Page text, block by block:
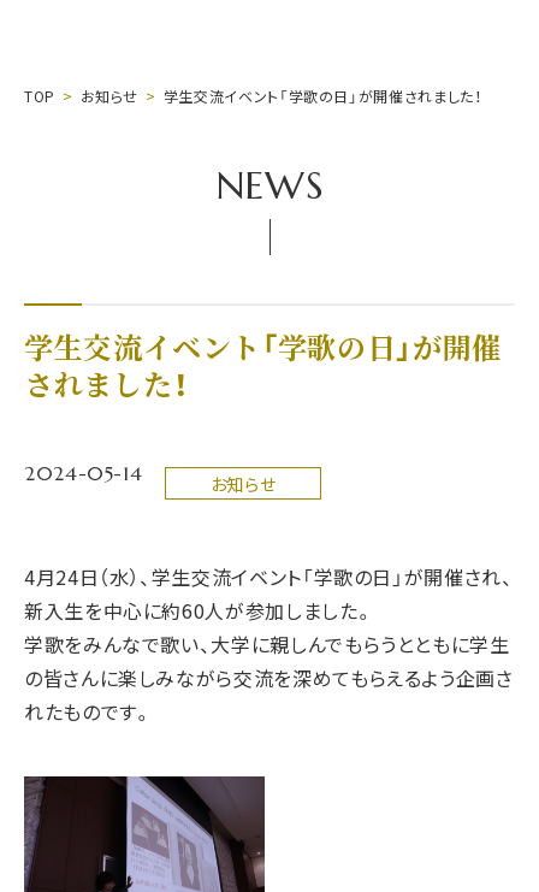
TOP お知らせ 学生交流イベント「学歌の日」が開催されました！
NEWS
学生交流イベント「学歌の日」が開催
されました！
2024-05-14 お知らせ
4月24日（水）、学生交流イベント「学歌の日」が開催され、
新入生を中心に約60人が参加しました。
学歌をみんなで歌い、大学に親しんでもらうとともに学生
の皆さんに楽しみながら交流を深めてもらえるよう企画さ
れたものです。